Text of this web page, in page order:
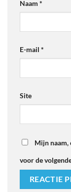
Naam *
E-mail *
Site
Mijn naam,
voor de